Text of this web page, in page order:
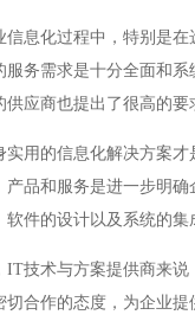
化过程中，特别是在
务需求是十分全面和
应商也提出了很高的要
的信息化解决方案才
品和服务是进一步明
件的设计以及系统的集
术与方案提供商来说
合作的态度，为企业